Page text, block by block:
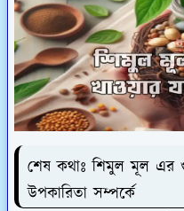
শেষ কথাঃ শিমুল মূল এর
উপকারিতা সম্পর্কে